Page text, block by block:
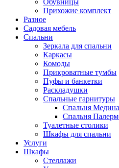
Обувницы
Прихожие комплект
Разное
Садовая мебель
Спальни
Зеркала для спальни
Каркасы
Комоды
Прикроватные тумбы
Пуфы и банкетки
Раскладушки
Спальные гарнитуры
Спальня
Спальня
Туалетные столики
Шкафы для спальни
Услуги
Шкафы
Стеллажи